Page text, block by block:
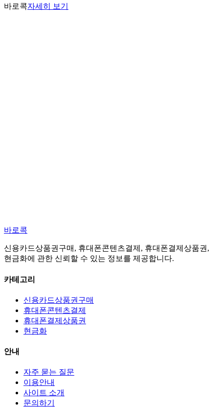
바로콕자세히 보기
바로콕
신용카드상품권구매, 휴대폰콘텐츠결제, 휴대폰결제상품권,
현금화에 관한 신뢰할 수 있는 정보를 제공합니다.
카테고리
신용카드상품권구매
휴대폰콘텐츠결제
휴대폰결제상품권
현금화
안내
자주 묻는 질문
이용안내
사이트 소개
문의하기